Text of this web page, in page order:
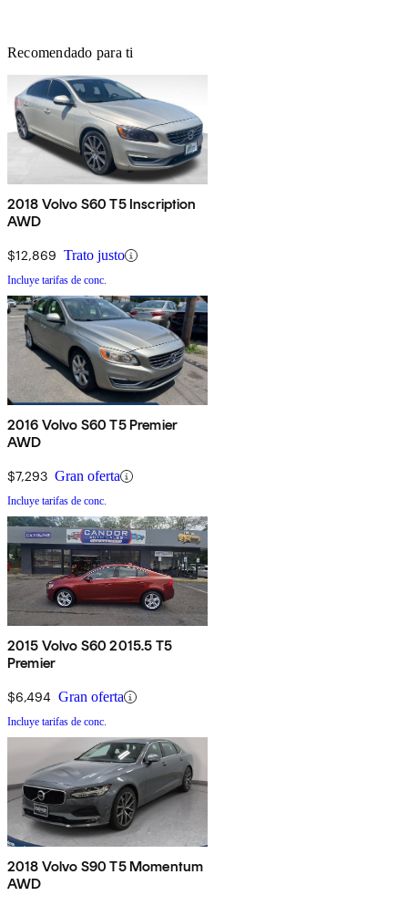
Recomendado para ti
2018 Volvo S60 T5 Inscription
AWD
$12,869 Trato justo
Incluye tarifas de conc.
2016 Volvo S60 T5 Premier
AWD
$7,293 Gran oferta
Incluye tarifas de conc.
2015 Volvo S60 2015.5 T5
Premier
$6,494 Gran oferta
Incluye tarifas de conc.
2018 Volvo S90 T5 Momentum
AWD